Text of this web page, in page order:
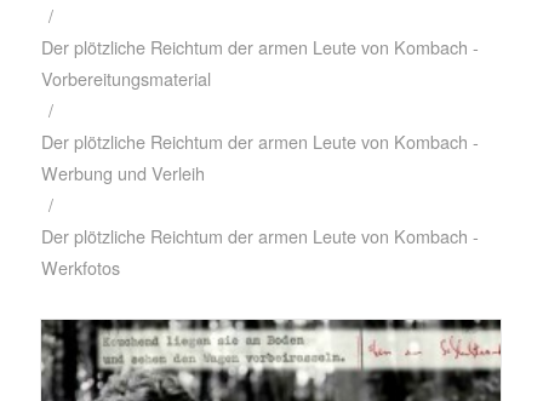
/
Der plötzliche Reichtum der armen Leute von Kombach -
Vorbereitungsmaterial
/
Der plötzliche Reichtum der armen Leute von Kombach -
Werbung und Verleih
/
Der plötzliche Reichtum der armen Leute von Kombach -
Werkfotos